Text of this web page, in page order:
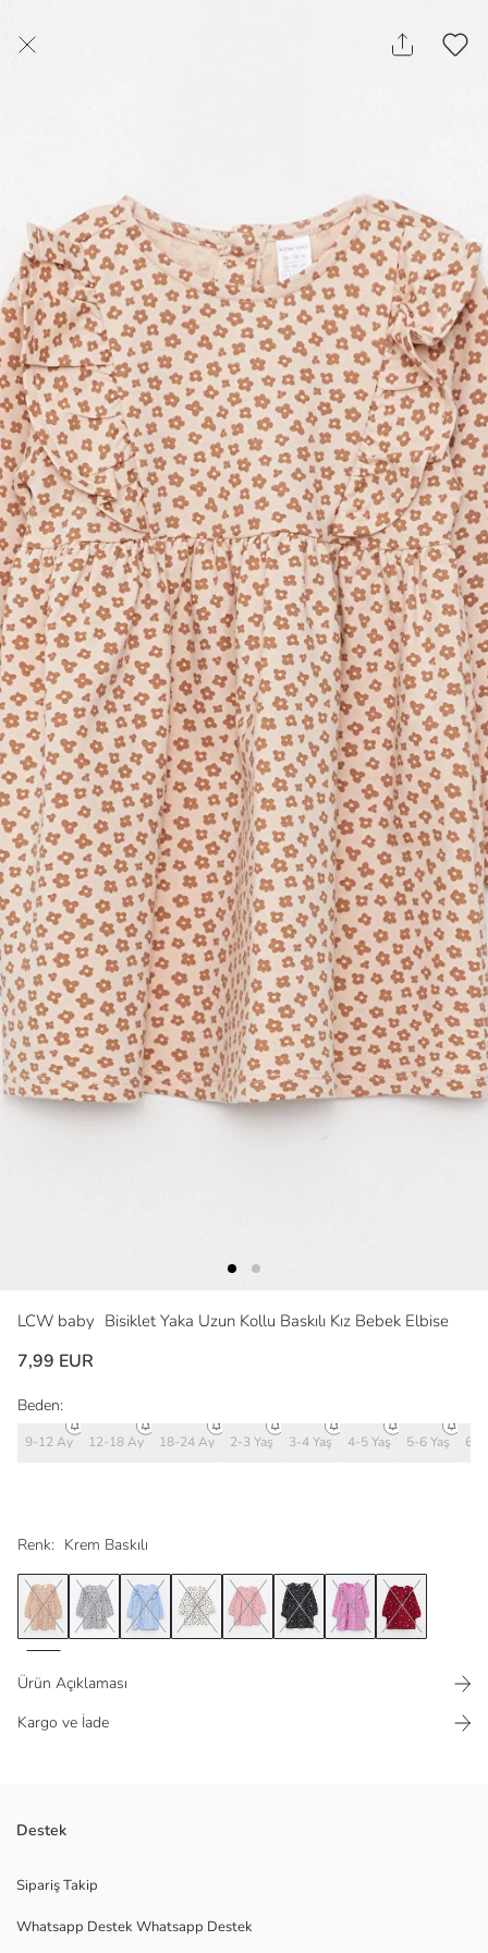
LCW baby Bisiklet Yaka Uzun Kollu Baskılı Kız Bebek Elbise
7,99 EUR
Renk: Krem Baskılı
Beden:
9-12 Ay 12-18 Ay 18-24 Ay 2-3 Yaş 3-4 Yaş 4-5 Yaş 5-6 Yaş 6-7
Ürün Açıklaması
Kargo ve İade
Arkadan düğme kapamalı
Menşei:
Marka:
Destek
Sipariş Takip
Whatsapp Destek Whatsapp Destek